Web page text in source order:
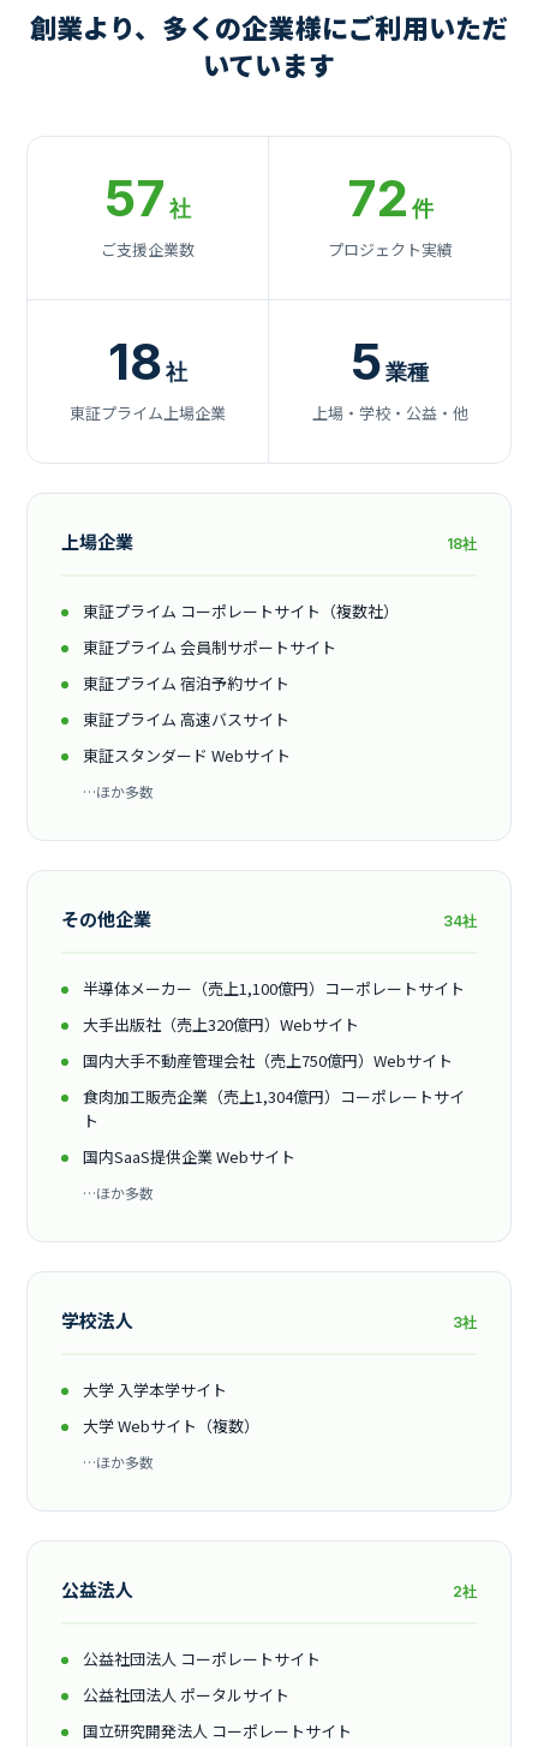
創業より、多くの企業様にご利用いただ
いています
57 社
ご支援企業数
72 件
プロジェクト実績
18社
東証プライム上場企業
5業種
上場・学校・公益・他
上場企業 18社
東証プライム コーポレートサイト（複数社）
東証プライム 会員制サポートサイト
東証プライム 宿泊予約サイト
東証プライム 高速バスサイト
東証スタンダード Webサイト
…ほか多数
その他企業 34社
半導体メーカー（売上1,100億円）コーポレートサイト
大手出版社（売上320億円）Webサイト
国内大手不動産管理会社（売上750億円）Webサイト
食肉加工販売企業（売上1,304億円）コーポレートサイ
ト
国内SaaS提供企業 Webサイト
…ほか多数
学校法人 3社
大学 入学本学サイト
大学 Webサイト（複数）
…ほか多数
公益法人 2社
公益社団法人 コーポレートサイト
公益社団法人 ポータルサイト
国立研究開発法人 コーポレートサイト